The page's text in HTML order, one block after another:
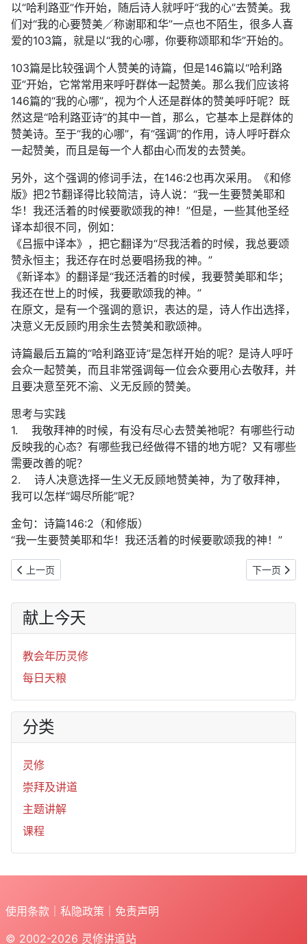
以“哈利路亚”作开始，随后诗人就呼吁“我的心”去赞美。我
们对“我的心要赞美／称谢耶和华”一点也不陌生，很多人喜
爱的103篇，就是以“我的心哪，你要称颂耶和华”开始的。
103篇是比较强调个人赞美的诗篇，但是146篇以“哈利路
亚”开始，它常常用来呼吁群体一起赞美。那么我们应该将
146篇的“我的心哪”，视为个人还是群体的赞美呼吁呢？既
然这是“哈利路亚诗”的其中一首，那么，它基本上是群体的
赞美诗。至于“我的心哪”，有“强调”的作用，诗人呼吁群众
一起赞美，而且是每一个人都由心而发的去赞美。
另外，这个强调的修词手法，在146:2也再次采用。《和修
版》把2节翻译得比较简洁，诗人说：“我一生要赞美耶和
华！我还活着的时候要歌颂我的神！”但是，一些其他圣经
译本却很不同，例如：
《吕振中译本》，把它翻译为“尽我活着的时候，我总要颂
赞永恒主；我还存在时总要唱扬我的神。”
《新译本》的翻译是“我还活着的时候，我要赞美耶和华；
我还在世上的时候，我要歌颂我的神。”
在原文，是有一个强调的意识，表达的是，诗人作出选择，
决意义无反顾旳用余生去赞美和歌颂神。
诗篇最后五篇的“哈利路亚诗”是怎样开始的呢？是诗人呼吁
会众一起赞美，而且非常强调每一位会众要用心去敬拜，并
且要决意至死不渝、义无反顾的赞美。
思考与实践
1. 我敬拜神的时候，有没有尽心去赞美祂呢？有哪些行动
反映我的心态？有哪些我已经做得不错的地方呢？又有哪些
需要改善的呢？
2. 诗人决意选择一生义无反顾地赞美神，为了敬拜神，
我可以怎样“竭尽所能”呢？
金句：诗篇146:2（和修版）
“我一生要赞美耶和华！我还活着的时候要歌颂我的神！”
上一篇文章: 将临期｜2025年12月12日：赞美信实的上帝
上一页 下一篇文章:
下一页
献上今天
教会年历灵修
每日天粮
分类
灵修
崇拜及讲道
主题讲解
课程
使用条款 私隐政策
免责声明
© 2002-2026 灵修讲道站